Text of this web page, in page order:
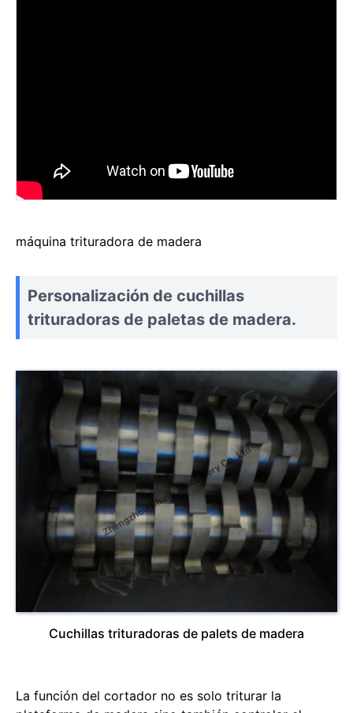
máquina trituradora de madera
Personalización de cuchillas
trituradoras de paletas de madera.
Cuchillas trituradoras de palets de madera
La función del cortador no es solo triturar la